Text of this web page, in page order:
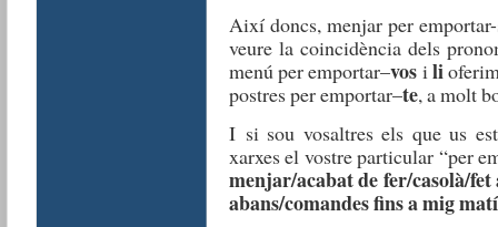
Així doncs, menjarper emportar
veurela coincidència dels
menú peremportar–vos ili
postres peremportar–te,amolt
I si sou vosaltres els queus
xarxesel vostreparticular “per
menjar/acabatdefer/casolà/fet
abans/comandes fins a mig